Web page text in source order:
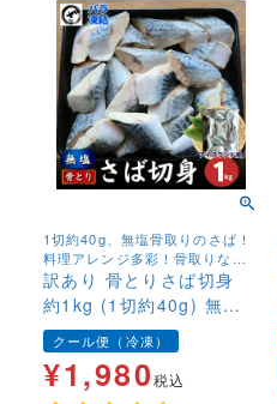
1切約40g、無塩骨取りのさば！
料理アレンジ多彩！骨取りなの
でお子様にも安心して召し上が
れます！
訳あり 骨とりさば切身
約1kg (1切約40g) 無塩
骨取り 鯖 サバ 無添加 お
弁当 大容量 ストック
クール便（冷凍）
¥1,980税込